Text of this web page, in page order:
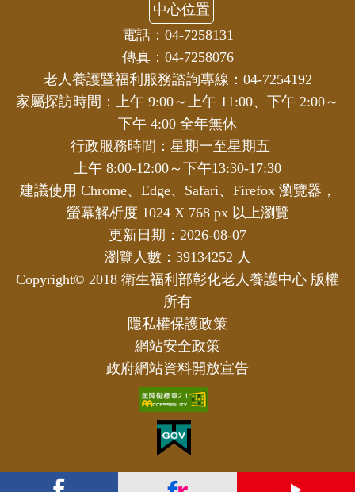
中心位置
電話：04-7258131
傳真：04-7258076
老人養護暨福利服務諮詢專線：04-7254192
家屬探訪時間：上午 9:00～上午 11:00、下午 2:00～
下午 4:00 全年無休
行政服務時間：星期一至星期五
上午 8:00-12:00～下午13:30-17:30
建議使用 Chrome、Edge、Safari、Firefox 瀏覽器，
螢幕解析度 1024 X 768 px 以上瀏覽
更新日期：2026-08-07
瀏覽人數：39134252 人
Copyright© 2018 衛生福利部彰化老人養護中心 版權
所有
隱私權保護政策
網站安全政策
政府網站資料開放宣告